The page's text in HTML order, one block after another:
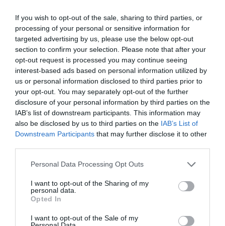
If you wish to opt-out of the sale, sharing to third parties, or
processing of your personal or sensitive information for
targeted advertising by us, please use the below opt-out
section to confirm your selection. Please note that after your
opt-out request is processed you may continue seeing
interest-based ads based on personal information utilized by
us or personal information disclosed to third parties prior to
your opt-out. You may separately opt-out of the further
disclosure of your personal information by third parties on the
IAB’s list of downstream participants. This information may
also be disclosed by us to third parties on the IAB’s List of
Downstream Participants that may further disclose it to other
Please note that this website/app uses one or more Google
not limited to your visit or usage behaviour. You may click to
grant or deny consent to Google and its third-party tags to
use your data for below specified purposes in below Google
consent section.
Personal Data Processing Opt Outs
I want to opt-out of the Sharing of my
personal data.
Opted In
I want to opt-out of the Sale of my
leállásra kényszerült a létesítmény, és a közkifolyót
– ami után szintén csatornadíjat kell fizetni –
elzárták. A Szol24 értesülései szerint az üzemeltető
próbál árkedvezményhez jutni, ennek érdekében már
tárgyal a vízszolgáltatóval.
Az áram és a gáz drágulását követő vízdíj
emelkedése várhatóan más fürdők, szállodák és
uszodák működésének mindennapjait is megnehezíti
majd.
Megosztás
Kérem nap végén az aznapi friss cikkeket!